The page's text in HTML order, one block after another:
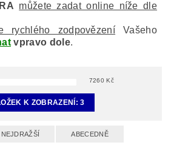
můžete zadat online níže dle
rychlého zodpovězení Vašeho
vpravo dole.
7260 Kč
K ZOBRAZENÍ:3
NEJDRAŽŠÍ ABECEDNĚ